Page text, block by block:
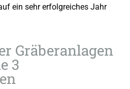
ein sehr erfolgreiches Jahr
Gräberanlagen
3